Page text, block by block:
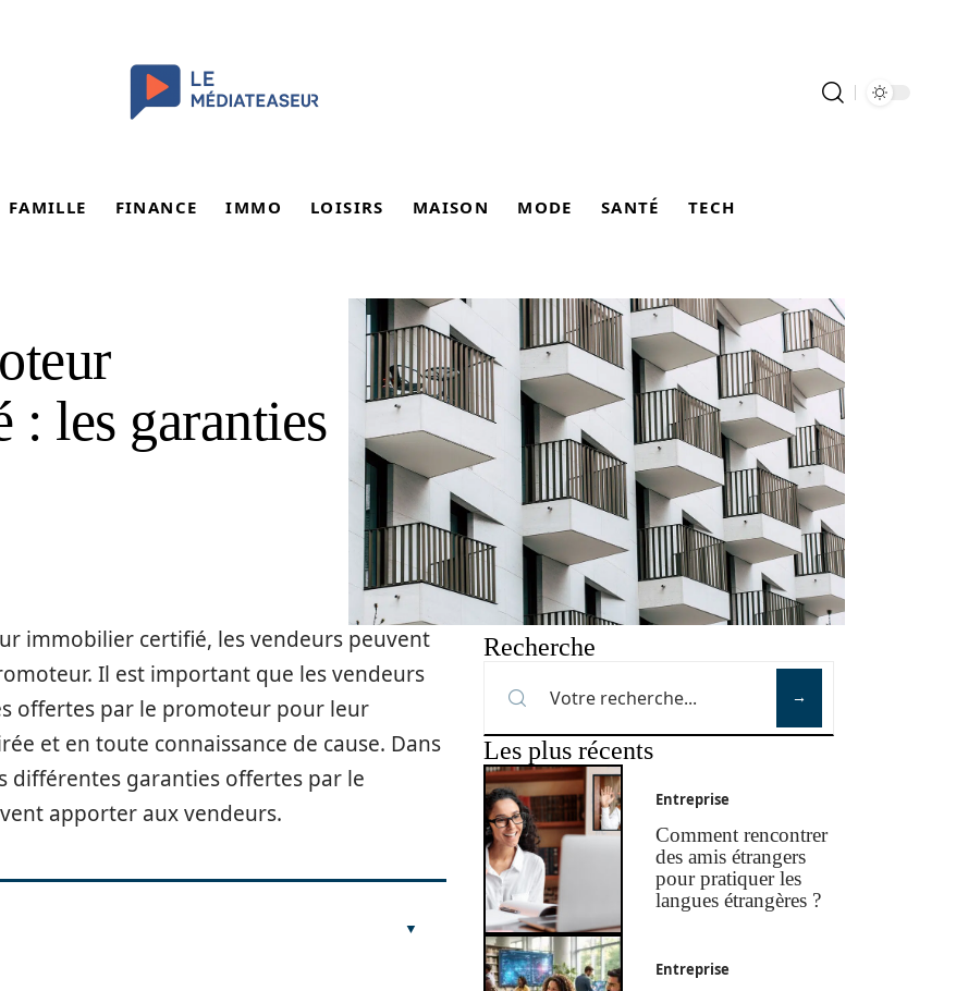
FAMILLE FINANCE IMMO LOISIRS MAISON MODE SANTÉ TECH
les garanties
immobilier certifié, les vendeurs peuvent
Il est important que les vendeurs
offertes par le promoteur pour leur
et en toute connaissance de cause. Dans
différentes garanties offertes par le
apporter aux vendeurs.
Recherche
Les plus récents
Entreprise
Comment rencontrer
des amis étrangers
pour pratiquer les
langues étrangères ?
Entreprise